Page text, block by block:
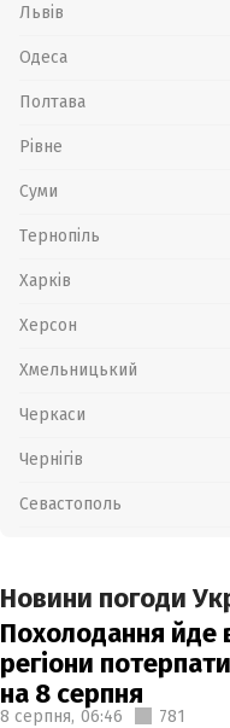
Львів
Одеса
Полтава
Рівне
Суми
Тернопіль
Харків
Херсон
Хмельницький
Черкаси
Чернігів
Севастополь
Новини погоди
Похолодання йде
регіони
на 8 серпня
8 серпня, 06:46 781